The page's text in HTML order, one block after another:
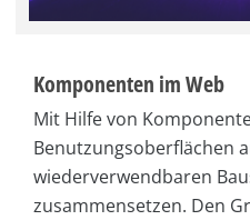
Komponenten im Web
Mit Hilfe von
Benutzungsoberflächen
wiederverwendbaren
zusammensetzen. Den